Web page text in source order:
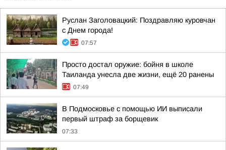
Руслан Заголовацкий: Поздравляю куровчан
с Днем города!
07:57
Просто достал оружие: бойня в школе
Таиланда унесла две жизни, ещё 20 ранены
07:49
В Подмосковье с помощью ИИ выписали
первый штраф за борщевик
07:33